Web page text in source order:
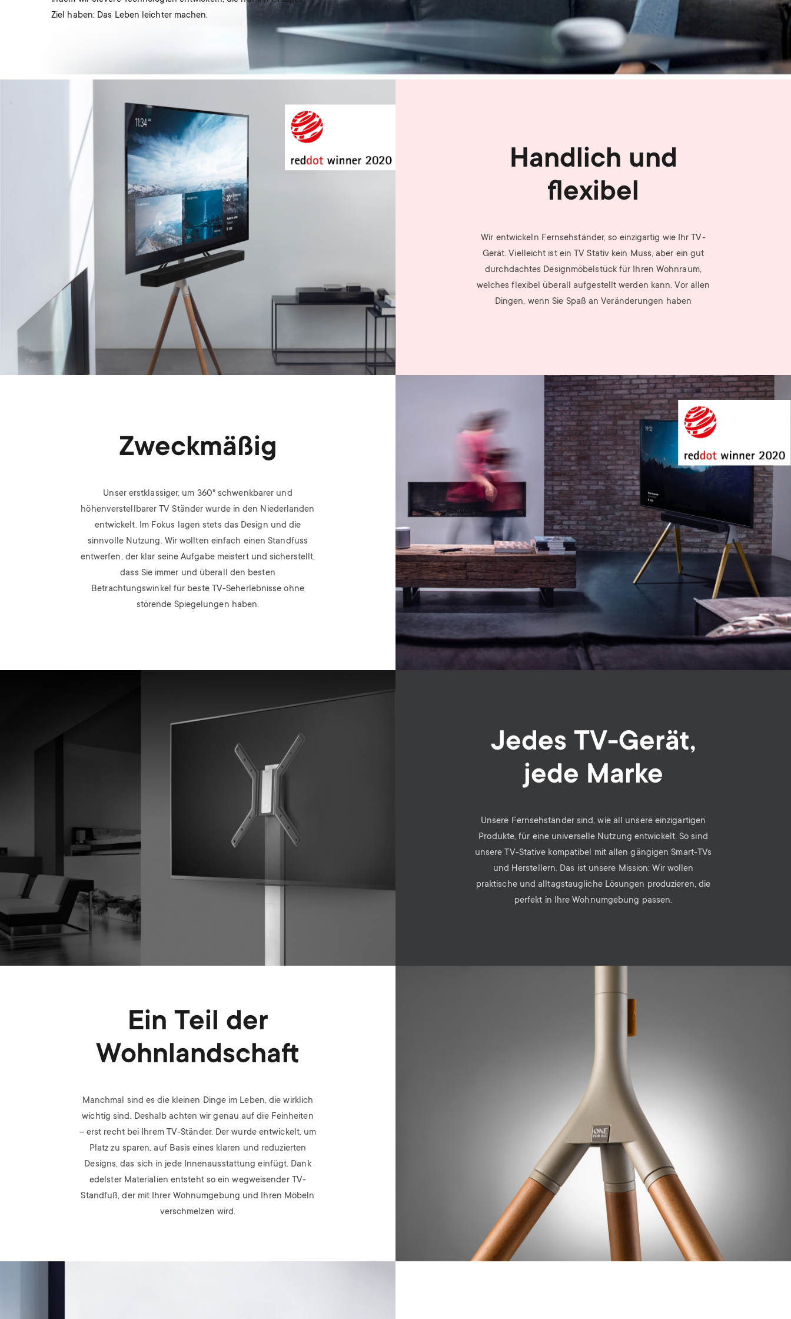
n
u
u
Ziel haben: Das Leben leichter machen.
Handlich und
flexibel
Wir entwickeln Fernsehständer, so einzigartig wie Ihr TV-
Gerät. Vielleicht ist ein TV Stativ kein Muss, aber ein gut
durchdachtes Designmöbelstück für Ihren Wohnraum,
welches flexibel überall aufgestellt werden kann. Vor allen
Dingen, wenn Sie Spaß an Veränderungen haben
Zweckmäßig
Unser erstklassiger, um 360° schwenkbarer und
höhenverstellbarer TV Ständer wurde in den Niederlanden
entwickelt. Im Fokus lagen stets das Design und die
sinnvolle Nutzung. Wir wollten einfach einen Standfuss
entwerfen, der klar seine Aufgabe meistert und sicherstellt,
dass Sie immer und überall den besten
Betrachtungswinkel für beste TV-Seherlebnisse ohne
störende Spiegelungen haben.
Jedes TV-Gerät,
jede Marke
Unsere Fernsehständer sind, wie all unsere einzigartigen
Produkte, für eine universelle Nutzung entwickelt. So sind
unsere TV-Stative kompatibel mit allen gängigen Smart-TVs
und Herstellern. Das ist unsere Mission: Wir wollen
praktische und alltagstaugliche Lösungen produzieren, die
perfekt in Ihre Wohnumgebung passen.
Ein Teil der
Wohnlandschaft
Manchmal sind es die kleinen Dinge im Leben, die wirklich
wichtig sind. Deshalb achten wir genau auf die Feinheiten
– erst recht bei Ihrem TV-Ständer. Der wurde entwickelt, um
Platz zu sparen, auf Basis eines klaren und reduzierten
Designs, das sich in jede Innenausstattung einfügt. Dank
edelster Materialien entsteht so ein wegweisender TV-
Standfuß, der mit Ihrer Wohnumgebung und Ihren Möbeln
verschmelzen wird.